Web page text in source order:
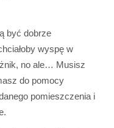
być dobrze
wyspę w
no ale… Musisz
do pomocy
pomieszczenia i